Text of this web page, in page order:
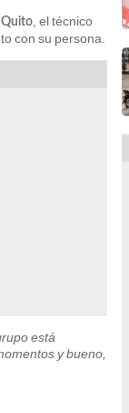
Quito , el técnico
con su persona.
está
y bueno,